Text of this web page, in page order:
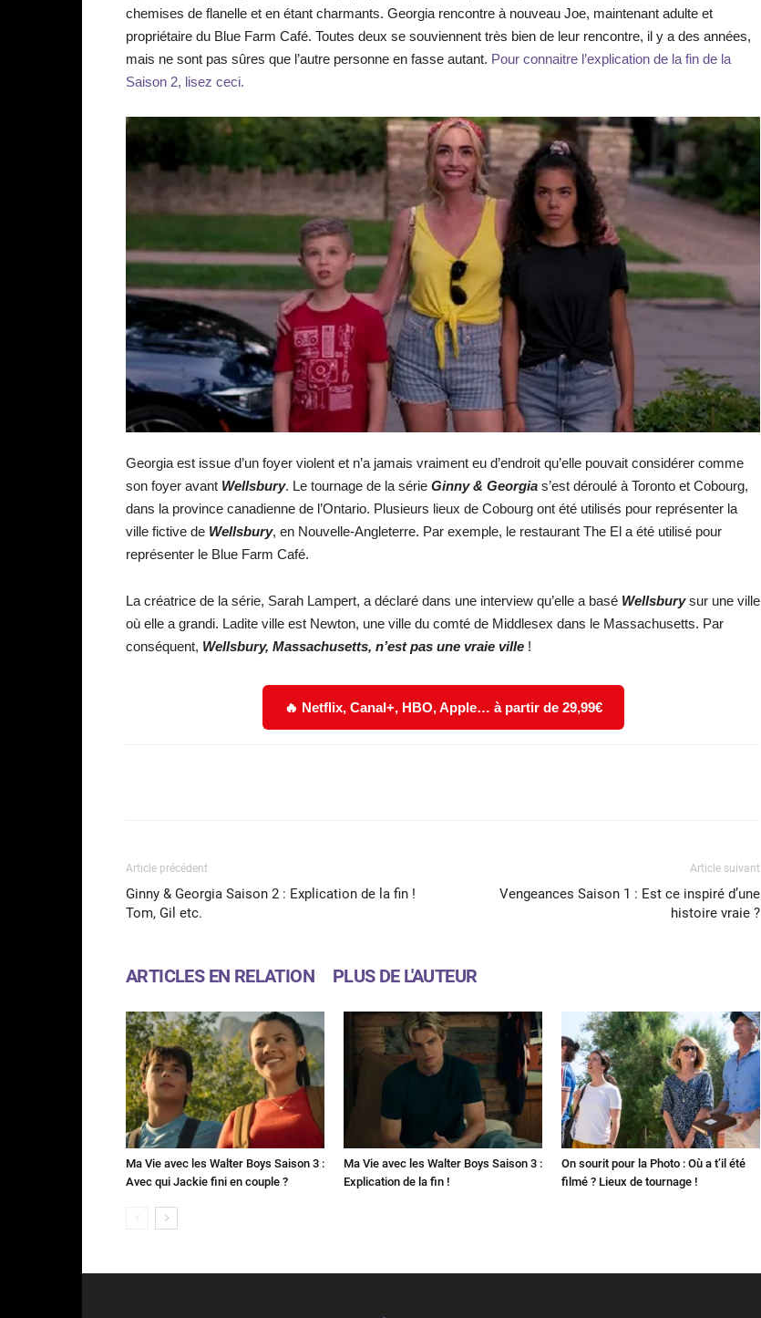
chemises de flanelle et en étant charmants. Georgia rencontre à nouveau Joe, maintenant adulte et
propriétaire du Blue Farm Café. Toutes deux se souviennent très bien de leur rencontre, il y a des années,
mais ne sont pas sûres que l’autre personne en fasse autant. Pour connaitre l’explication de la fin de la
Saison 2, lisez ceci.
Georgia est issue d’un foyer violent et n’a jamais vraiment eu d’endroit qu’elle pouvait considérer comme
son foyer avant Wellsbury. Le tournage de la série Ginny & Georgia s’est déroulé à Toronto et Cobourg,
dans la province canadienne de l’Ontario. Plusieurs lieux de Cobourg ont été utilisés pour représenter la
ville fictive de Wellsbury, en Nouvelle-Angleterre. Par exemple, le restaurant The El a été utilisé pour
représenter le Blue Farm Café.
La créatrice de la série, Sarah Lampert, a déclaré dans une interview qu’elle a basé Wellsburysur une ville
où elle a grandi. Ladite ville est Newton, une ville du comté de Middlesex dans le Massachusetts. Par
conséquent, Wellsbury, Massachusetts, n’est pas une vraie ville !
🔥 Netflix, Canal+, HBO, Apple… à partir de 29,99€
Article précédent
Ginny & Georgia Saison 2 : Explication de la fin !
Tom, Gil etc.
Article suivant
Vengeances Saison 1 : Est ce inspiré d’une
histoire vraie ?
ARTICLES EN RELATION PLUS DE L'AUTEUR
Ma Vie avec les Walter Boys Saison 3 :
Avec qui Jackie fini en couple ?
Ma Vie avec les Walter Boys Saison 3 :
Explication de la fin !
On sourit pour la Photo : Où a t’il été
filmé ? Lieux de tournage !